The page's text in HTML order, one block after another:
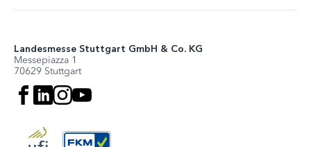
Landesmesse Stuttgart GmbH & Co. KG
Messepiazza 1
70629 Stuttgart